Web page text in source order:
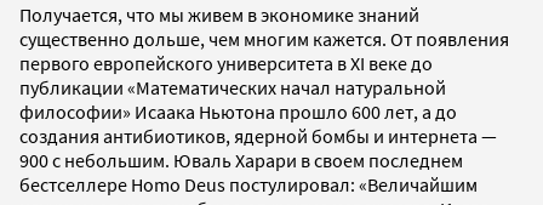
Получается, что мы живем в экономике знаний
существенно дольше, чем многим кажется. От появления
первого европейского университета в XI веке до
публикации «Математических начал натуральной
философии» Исаака Ньютона прошло 600 лет, а до
создания антибиотиков, ядерной бомбы и интернета —
900 с небольшим. Юваль Харари в своем последнем
бестселлере Homo Deus постулировал: «Величайшим